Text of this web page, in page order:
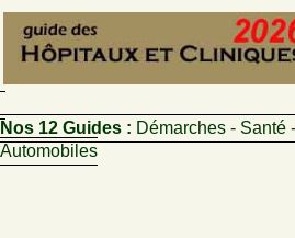
Nos 12 Guides : Démarches - Santé
Automobiles